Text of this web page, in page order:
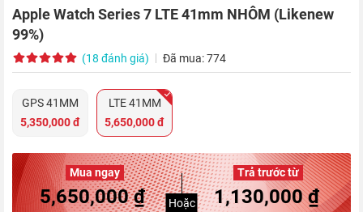
Apple Watch Series 7 LTE 41mm NHÔM (Likenew
99%)
(18 đánh giá) Đã mua: 774
GPS 41MM
5,350,000 đ
LTE 41MM
5,650,000 đ
Mua ngay
5,650,000 ₫ Hoặc
Trả trước từ
1,130,000 ₫